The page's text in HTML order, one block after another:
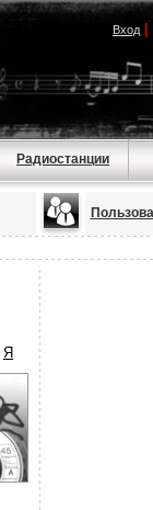
Вход|
Радиостанции
Я